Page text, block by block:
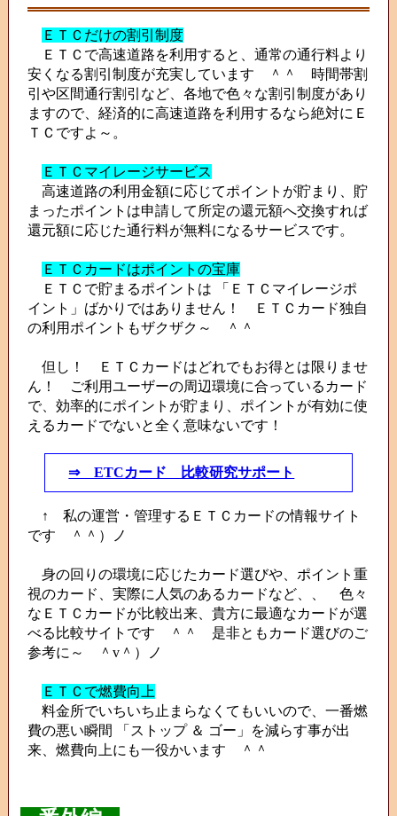
ＥＴＣだけの割引制度
ＥＴＣで高速道路を利用すると、通常の通行料より
安くなる割引制度が充実しています ＾＾ 時間帯割
引や区間通行割引など、各地で色々な割引制度があり
ますので、経済的に高速道路を利用するなら絶対にＥ
ＴＣですよ～。
ＥＴＣマイレージサービス
高速道路の利用金額に応じてポイントが貯まり、貯
まったポイントは申請して所定の還元額へ交換すれば
還元額に応じた通行料が無料になるサービスです。
ＥＴＣカードはポイントの宝庫
ＥＴＣで貯まるポイントは 「ＥＴＣマイレージポ
イント」ばかりではありません！ ＥＴＣカード独自
の利用ポイントもザクザク～ ＾＾
但し！ ＥＴＣカードはどれでもお得とは限りませ
ん！ ご利用ユーザーの周辺環境に合っているカード
で、効率的にポイントが貯まり、ポイントが有効に使
えるカードでないと全く意味ないです！
⇒ ETCカード 比較研究サポート
↑ 私の運営・管理するＥＴＣカードの情報サイト
です ＾＾）ノ
身の回りの環境に応じたカード選びや、ポイント重
視のカード、実際に人気のあるカードなど、、 色々
なＥＴＣカードが比較出来、貴方に最適なカードが選
べる比較サイトです ＾＾ 是非ともカード選びのご
参考に～ ＾v＾）ノ
ＥＴＣで燃費向上
料金所でいちいち止まらなくてもいいので、一番燃
費の悪い瞬間 「ストップ ＆ ゴー」を減らす事が出
来、燃費向上にも一役かいます ＾＾